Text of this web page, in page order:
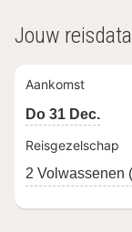
Jouw reisdata
Aankomst
Do 31 Dec.
Reisgezelschap
2 Volwassenen